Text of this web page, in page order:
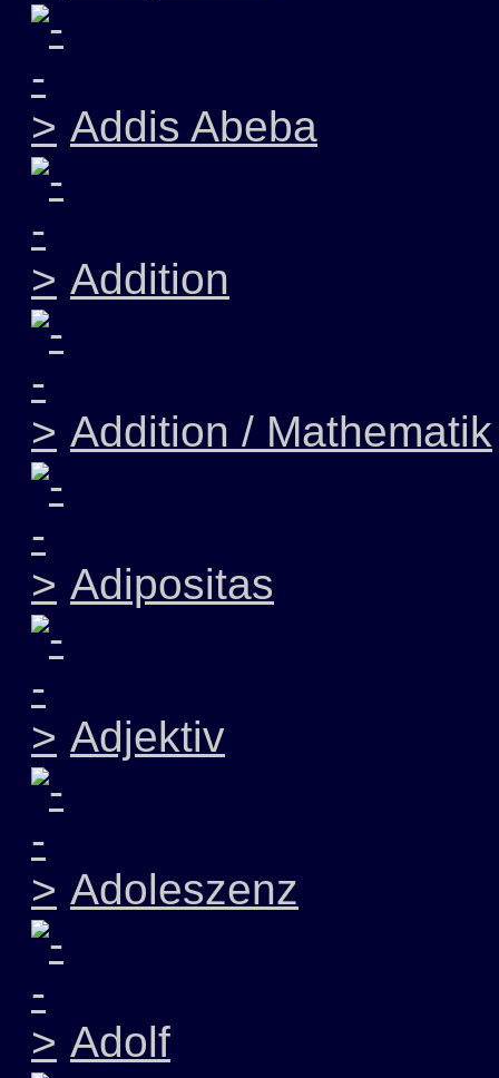
Addis Abeba
Addition
Addition / Mathematik
Adipositas
Adjektiv
Adoleszenz
Adolf